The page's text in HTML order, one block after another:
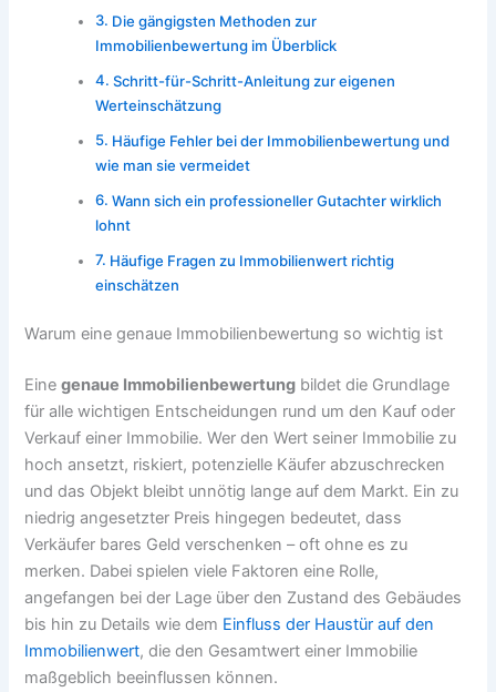
Die gängigsten Methoden zur
Immobilienbewertung im Überblick
Schritt-für-Schritt-Anleitung zur eigenen
Werteinschätzung
Häufige Fehler bei der Immobilienbewertung und
wie man sie vermeidet
Wann sich ein professioneller Gutachter wirklich
lohnt
Häufige Fragen zu Immobilienwert richtig
einschätzen
Warum eine genaue Immobilienbewertung so wichtig ist
Einegenaue Immobilienbewertung bildet die Grundlage
für alle wichtigen Entscheidungen rund um den Kauf oder
Verkauf einer Immobilie. Wer den Wert seiner Immobilie zu
hoch ansetzt, riskiert, potenzielle Käufer abzuschrecken
und das Objekt bleibt unnötig lange auf dem Markt. Ein zu
niedrig angesetzter Preis hingegen bedeutet, dass
Verkäufer bares Geld verschenken – oft ohne es zu
merken. Dabei spielen viele Faktoren eine Rolle,
angefangen bei der Lage über den Zustand des Gebäudes
bis hin zu Details wie dem Einfluss der Haustür auf den
Immobilienwert, die den Gesamtwert einer Immobilie
maßgeblich beeinflussen können.